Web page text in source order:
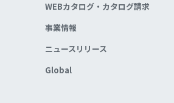
WEBカタログ・カタログ請求
事業情報
ニュースリリース
Global